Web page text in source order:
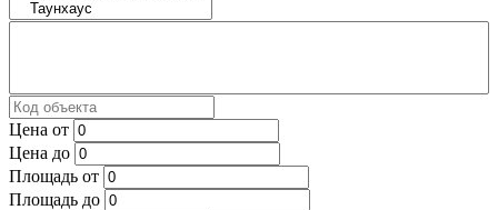
Цена от
Цена до
Площадь от
Площадь до